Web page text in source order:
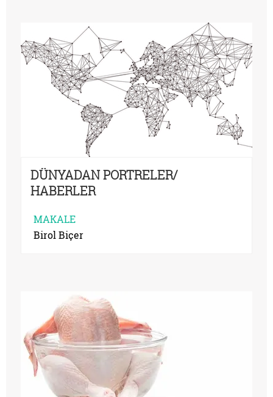
DÜNYADAN PORTRELER/
HABERLER
MAKALE
Birol Biçer